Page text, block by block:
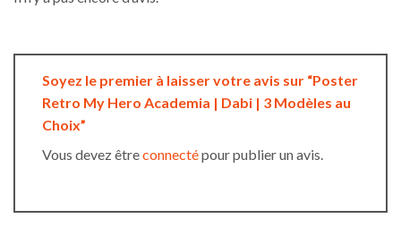
Soyez le premier à laisser votre avis sur “Poster
Retro My Hero Academia | Dabi | 3 Modèles au
Choix”
Vous devez êtreconnectépour publier un avis.